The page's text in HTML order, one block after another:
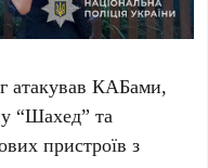
атакував КАБами,
“Шахед” та
пристроїв з